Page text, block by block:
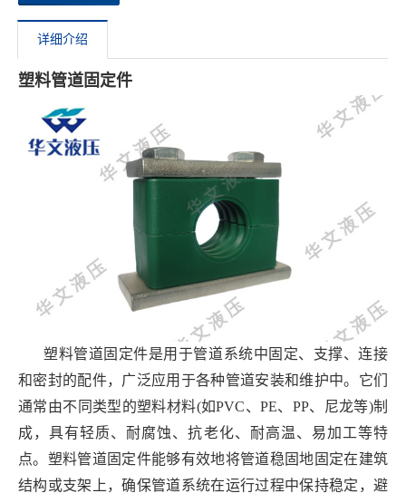
详细介绍
塑料管道固定件
塑料管道固定件是用于管道系统中固定、支撑、连接
和密封的配件，广泛应用于各种管道安装和维护中。它们
通常由不同类型的塑料材料(如PVC、PE、PP、尼龙等)制
成，具有轻质、耐腐蚀、抗老化、耐高温、易加工等特
点。塑料管道固定件能够有效地将管道稳固地固定在建筑
结构或支架上，确保管道系统在运行过程中保持稳定，避